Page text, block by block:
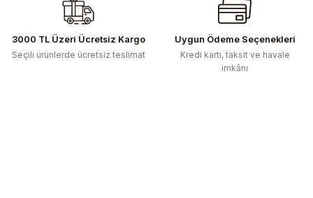
Ürün fiyatı diğer sitelerden daha pahalı.
Bu ürüne benzer farklı alternatifler olmalı.
3000 TL Üzeri Ücretsiz Kargo
Seçili ürünlerde ücretsiz teslimat
Uygun Ödeme Seçenekleri
Kredi kartı, taksit ve havale
imkânı